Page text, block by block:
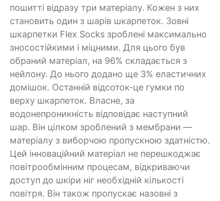
пошитті відразу три матеріалу. Кожен з них
становить один з шарів шкарпеток. Зовні
шкарпетки Flex Socks зроблені максимально
зносостійкими і міцними. Для цього був
обраний матеріал, на 96% складається з
нейлону. До нього додано ще 3% еластичних
домішок. Останній відсоток-це гумки по
верху шкарпеток. Власне, за
водонепроникність відповідає наступний
шар. Він цілком зроблений з мембрани —
матеріалу з виборчою пропускною здатністю.
Цей інноваційний матеріал не перешкоджає
повітрообмінним процесам, відкриваючи
доступ до шкіри ніг необхідній кількості
повітря. Він також пропускає назовні з